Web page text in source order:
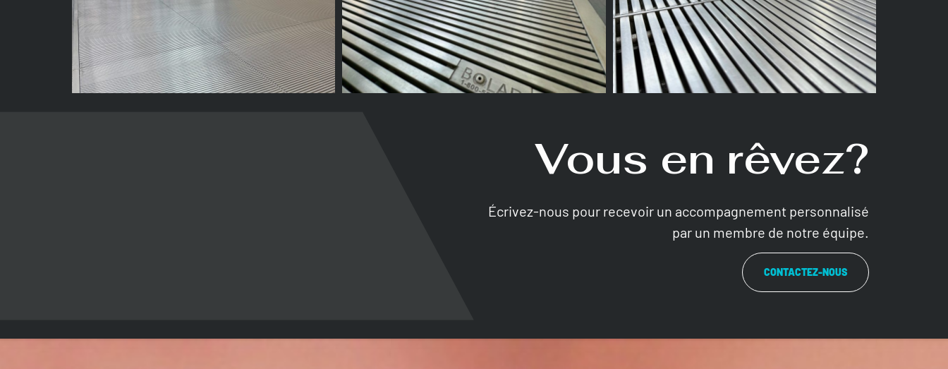
Vous en rêvez?
Écrivez-nous pour recevoir un accompagnement personnalisé
par un membre de notre équipe.
CONTACTEZ-NOUS